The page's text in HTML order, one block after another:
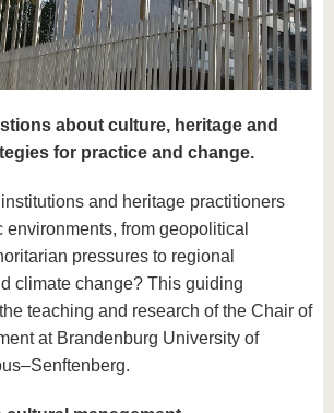
about culture, heritage and
for practice and change.
and heritage practitioners
environments, from geopolitical
pressures to regional
climate change? This guiding
teaching and research of the Chair of
at Brandenburg University of